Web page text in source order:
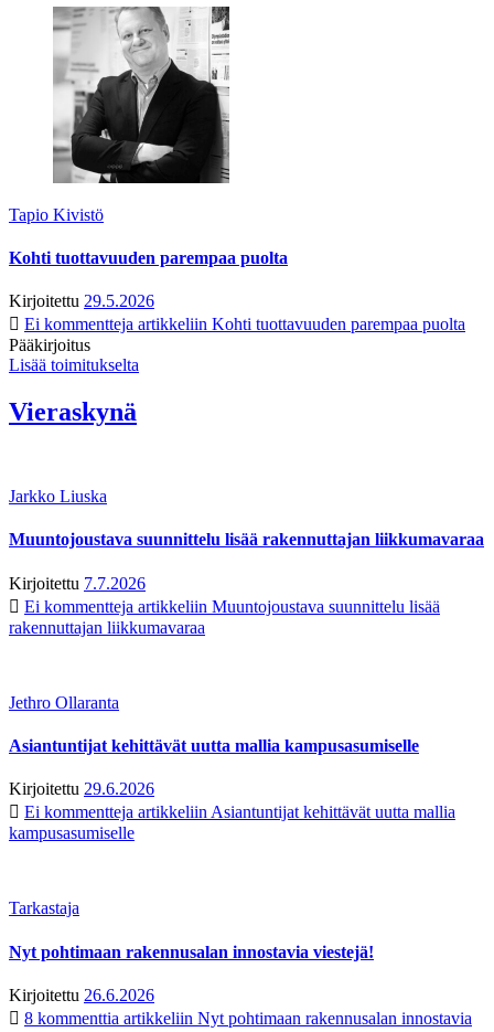
Tapio Kivistö
Kohti tuottavuuden parempaa puolta
Kirjoitettu 29.5.2026
Ei kommentteja artikkeliin Kohti tuottavuuden parempaa puolta
Pääkirjoitus
Lisää toimitukselta
Vieraskynä
Jarkko Liuska
Muuntojoustava suunnittelu lisää rakennuttajan liikkumavaraa
Kirjoitettu 7.7.2026
Ei kommentteja artikkeliin Muuntojoustava suunnittelu lisää
rakennuttajan liikkumavaraa
Jethro Ollaranta
Asiantuntijat kehittävät uutta mallia kampusasumiselle
Kirjoitettu 29.6.2026
Ei kommentteja artikkeliin Asiantuntijat kehittävät uutta mallia
kampusasumiselle
Tarkastaja
Nyt pohtimaan rakennusalan innostavia viestejä!
Kirjoitettu 26.6.2026
8 kommenttia artikkeliin Nyt pohtimaan rakennusalan innostavia